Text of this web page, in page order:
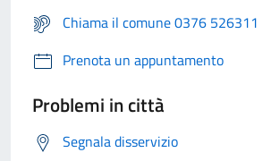
Chiama il comune 0376 526311
Prenota un appuntamento
Problemi in città
Segnala disservizio